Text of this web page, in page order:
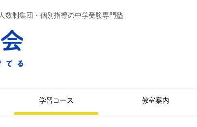
数制集団・個別指導の中学受験専門塾
学習コース 教室案内